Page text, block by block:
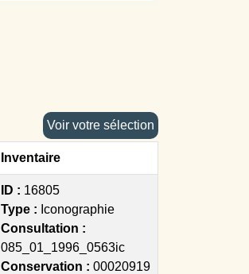
Voir votre sélection
Inventaire
ID : 16805
Type : Iconographie
Consultation :
085_01_1996_0563ic
Conservation : 00020919